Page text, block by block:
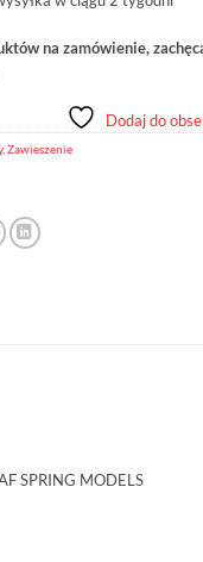
na zamówienie,
Dodaj do
,Zawieszenie
SPRING MODELS